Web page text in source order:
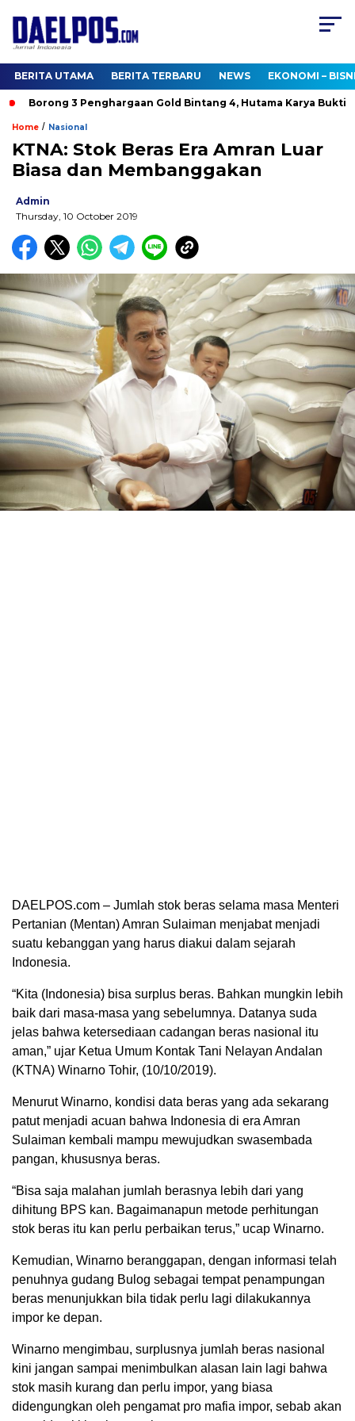
BERITA UTAMA BERITA TERBARU NEWS EKONOMI –
Borong 3 Penghargaan Gold Bintang 4, Hutama Karya Buktikan
Home / Nasional
KTNA: Stok Beras Era Amran Luar
Biasa dan Membanggakan
Admin
Thursday, 10 October 2019
DAELPOS.com – Jumlah stok beras selama masa Menteri
Pertanian (Mentan) Amran Sulaiman menjabat menjadi
suatu kebanggan yang harus diakui dalam sejarah
Indonesia.
“Kita (Indonesia) bisa surplus beras. Bahkan mungkin lebih
baik dari masa-masa yang sebelumnya. Datanya suda
jelas bahwa ketersediaan cadangan beras nasional itu
aman,” ujar Ketua Umum Kontak Tani Nelayan Andalan
(KTNA) Winarno Tohir, (10/10/2019).
Menurut Winarno, kondisi data beras yang ada sekarang
patut menjadi acuan bahwa Indonesia di era Amran
Sulaiman kembali mampu mewujudkan swasembada
pangan, khususnya beras.
“Bisa saja malahan jumlah berasnya lebih dari yang
dihitung BPS kan. Bagaimanapun metode perhitungan
stok beras itu kan perlu perbaikan terus,” ucap Winarno.
Kemudian, Winarno beranggapan, dengan informasi telah
penuhnya gudang Bulog sebagai tempat penampungan
beras menunjukkan bila tidak perlu lagi dilakukannya
impor ke depan.
Winarno mengimbau, surplusnya jumlah beras nasional
kini jangan sampai menimbulkan alasan lain lagi bahwa
stok masih kurang dan perlu impor, yang biasa
didengungkan oleh pengamat pro mafia impor, sebab akan